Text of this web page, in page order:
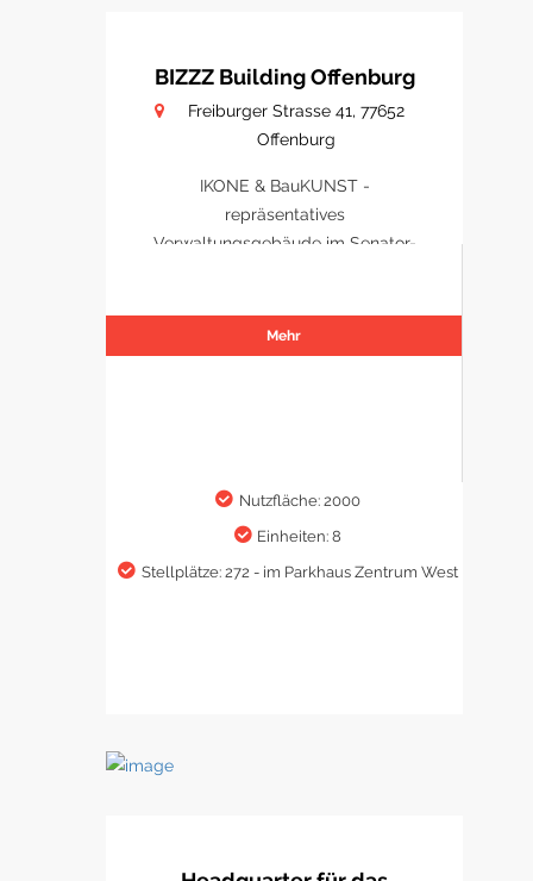
BIZZZ Building Offenburg
Freiburger Strasse 41, 77652
Offenburg
IKONE & BauKUNST -
repräsentatives
Verwaltungsgebäude im Senator-
Mehr
Nutzfläche: 2000
Einheiten: 8
Stellplätze: 272 - im Parkhaus Zentrum West